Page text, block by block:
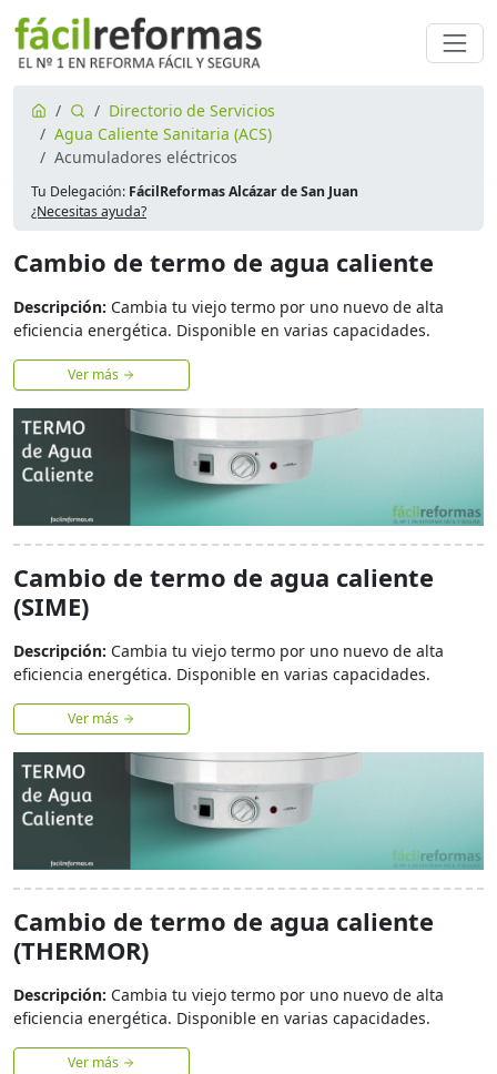
Directorio de Servicios
Agua Caliente Sanitaria (ACS)
Acumuladores eléctricos
Tu Delegación: FácilReformas Alcázar de San Juan
¿Necesitas ayuda?
Cambio de termo de agua caliente
Descripción: Cambia tu viejo termo por uno nuevo de alta
eficiencia energética. Disponible en varias capacidades.
Ver más
Cambio de termo de agua caliente
(SIME)
Descripción: Cambia tu viejo termo por uno nuevo de alta
eficiencia energética. Disponible en varias capacidades.
Ver más
Cambio de termo de agua caliente
(THERMOR)
Descripción: Cambia tu viejo termo por uno nuevo de alta
eficiencia energética. Disponible en varias capacidades.
Ver más